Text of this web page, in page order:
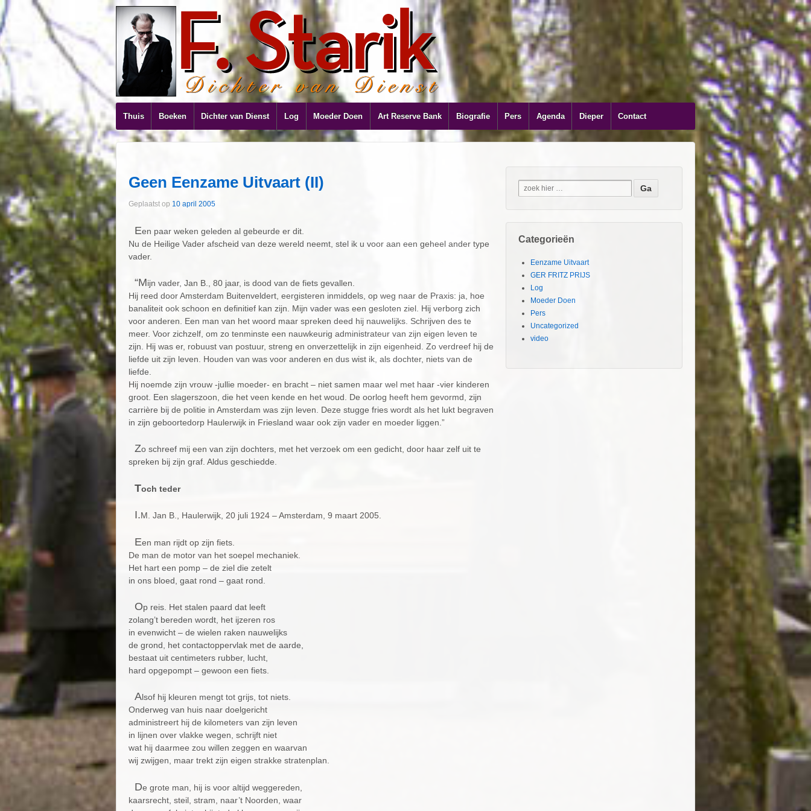
Thuis Boeken Dichter van Dienst Log Moeder Doen Art Reserve Bank Biografie Pers Agenda Dieper Contact
Geen Eenzame Uitvaart (II)
Geplaatst op 10 april 2005
Een paar weken geleden al gebeurde er dit.
Nu de Heilige Vader afscheid van deze wereld neemt, stel ik u voor aan een geheel ander type
vader.
“Mijn vader, Jan B., 80 jaar, is dood van de fiets gevallen.
Hij reed door Amsterdam Buitenveldert, eergisteren inmiddels, op weg naar de Praxis: ja, hoe
banaliteit ook schoon en definitief kan zijn. Mijn vader was een gesloten ziel. Hij verborg zich
voor anderen. Een man van het woord maar spreken deed hij nauwelijks. Schrijven des te
meer. Voor zichzelf, om zo tenminste een nauwkeurig administrateur van zijn eigen leven te
zijn. Hij was er, robuust van postuur, streng en onverzettelijk in zijn eigenheid. Zo verdreef hij de
liefde uit zijn leven. Houden van was voor anderen en dus wist ik, als dochter, niets van de
liefde.
Hij noemde zijn vrouw -jullie moeder- en bracht – niet samen maar wel met haar -vier kinderen
groot. Een slagerszoon, die het veen kende en het woud. De oorlog heeft hem gevormd, zijn
carrière bij de politie in Amsterdam was zijn leven. Deze stugge fries wordt als het lukt begraven
in zijn geboortedorp Haulerwijk in Friesland waar ook zijn vader en moeder liggen.”
Zo schreef mij een van zijn dochters, met het verzoek om een gedicht, door haar zelf uit te
spreken bij zijn graf. Aldus geschiedde.
Toch teder
I.M. Jan B., Haulerwijk, 20 juli 1924 – Amsterdam, 9 maart 2005.
Een man rijdt op zijn fiets.
De man de motor van het soepel mechaniek.
Het hart een pomp – de ziel die zetelt
in ons bloed, gaat rond – gaat rond.
Op reis. Het stalen paard dat leeft
zolang’t bereden wordt, het ijzeren ros
in evenwicht – de wielen raken nauwelijks
de grond, het contactoppervlak met de aarde,
bestaat uit centimeters rubber, lucht,
hard opgepompt – gewoon een fiets.
Alsof hij kleuren mengt tot grijs, tot niets.
Onderweg van huis naar doelgericht
administreert hij de kilometers van zijn leven
in lijnen over vlakke wegen, schrijft niet
wat hij daarmee zou willen zeggen en waarvan
wij zwijgen, maar trekt zijn eigen strakke stratenplan.
De grote man, hij is voor altijd weggereden,
kaarsrecht, steil, stram, naar’t Noorden, waar
Categorieën
Eenzame Uitvaart
GER FRITZ PRIJS
Log
Moeder Doen
Pers
Uncategorized
video